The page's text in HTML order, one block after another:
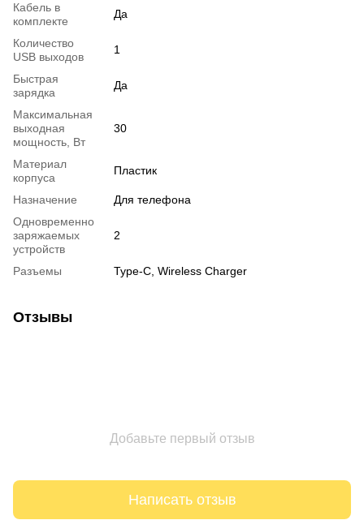
Кабель в
комплекте
Да
Количество
USB выходов
1
Быстрая
зарядка
Да
Максимальная
выходная
мощность, Вт
30
Материал
корпуса
Пластик
Назначение
Для телефона
Одновременно
заряжаемых
устройств
2
Разъемы Type-C, Wireless Charger
Отзывы
Добавьте первый отзыв
Написать отзыв